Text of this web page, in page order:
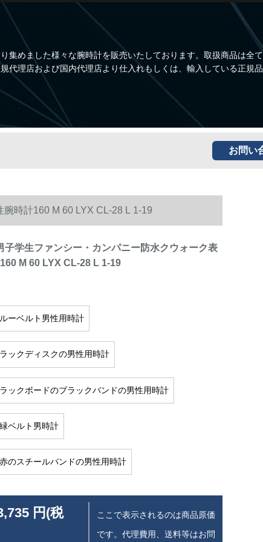
集めました様々な腕時計を販売いたしております。取扱商品は全
代理店および国内代理店より仕入れもしくは、輸入している正規
お問い
時計160 M 60 LYX CL-28 L 1-19
子学生ファンシー・カンパニー防水クウォーク表
M 60 LYX CL-28 L 1-19
ーベルト男性用時計
ックディスクの男性用時計
ックボードのブラックバンドの男性用時計
ベルト男時計
のスチールバンドの男性用時計
円(税
ここで表示されるのは商品原価
です。代理費用、送料等はお問